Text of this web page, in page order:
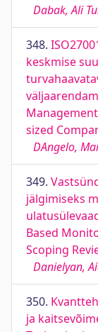
Dabak, Ali
348.
keskmise
sized
DAngelo,
349.
jälgimiseks
Based
Scoping
Danielyan,
350.
ja